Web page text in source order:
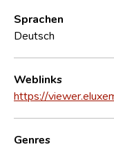
Sprachen
Deutsch
Weblinks
https://
Genres